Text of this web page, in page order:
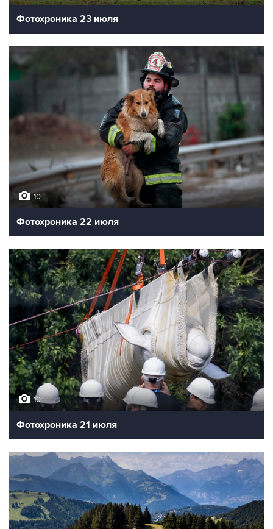
Фотохроника 23 июля
10
Фотохроника 22 июля
10
Фотохроника 21 июля